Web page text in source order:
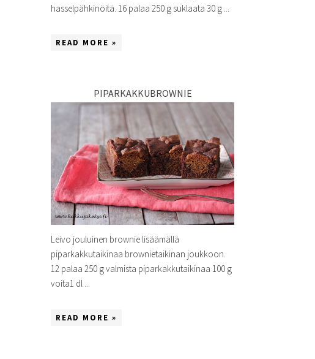
hasselpähkinöitä. 16 palaa 250 g suklaata 30 g ...
READ MORE »
PIPARKAKKUBROWNIE
Leivo jouluinen brownie lisäämällä
piparkakkutaikinaa brownietaikinan joukkoon.
12 palaa 250 g valmista piparkakkutaikinaa 100 g
voita1 dl ...
READ MORE »